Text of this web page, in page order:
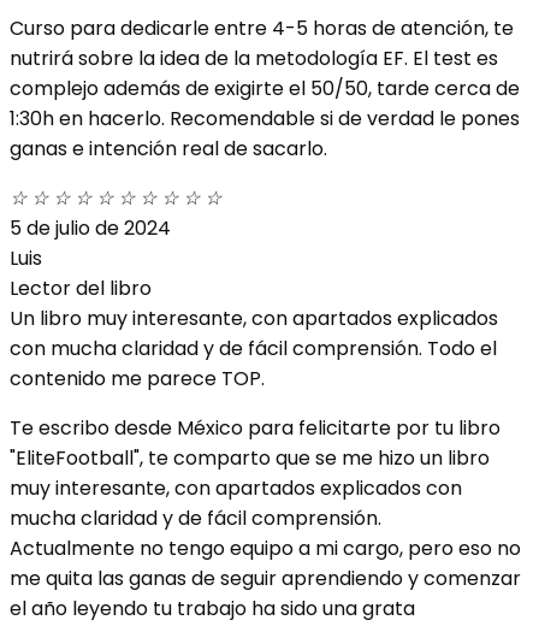
Curso para dedicarle entre 4-5 horas de atención, te
nutrirá sobre la idea de la metodología EF. El test es
complejo además de exigirte el 50/50, tarde cerca de
1:30h en hacerlo. Recomendable si de verdad le pones
ganas e intención real de sacarlo.
☆ ☆ ☆ ☆ ☆ ☆ ☆ ☆ ☆ ☆
5 de julio de 2024
Luis
Lector del libro
Un libro muy interesante, con apartados explicados
con mucha claridad y de fácil comprensión. Todo el
contenido me parece TOP.
Te escribo desde México para felicitarte por tu libro
"EliteFootball", te comparto que se me hizo un libro
muy interesante, con apartados explicados con
mucha claridad y de fácil comprensión.
Actualmente no tengo equipo a mi cargo, pero eso no
me quita las ganas de seguir aprendiendo y comenzar
el año leyendo tu trabajo ha sido una grata